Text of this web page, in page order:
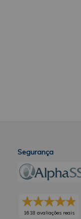
Segurança
1618 avaliações reais